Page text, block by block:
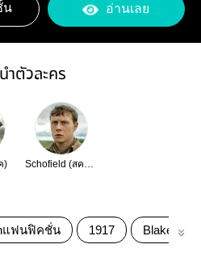
น อ่านเลย
ำตัวละคร
) Schofield (สคอร์ฟิลด
แฟนฟิคชั่น 1917 Blakefield